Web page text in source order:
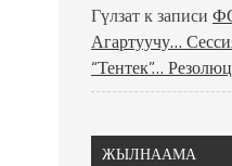
Гүлзатк записи
Агартуучу…
“Тентек”…
ЖЫЛНААМА